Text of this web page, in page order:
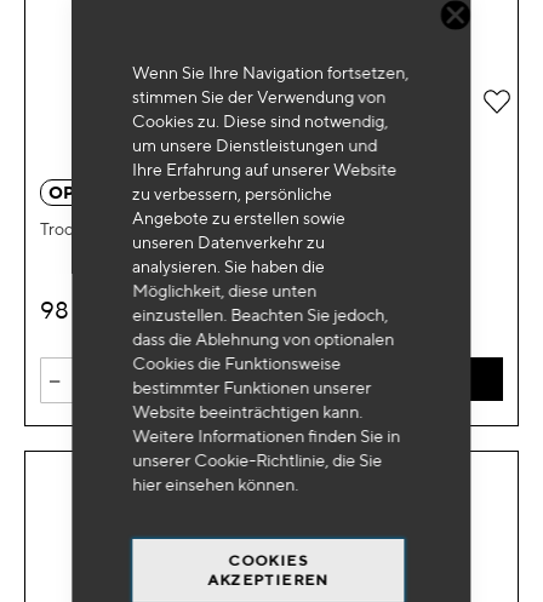
Wenn Sie Ihre Navigation fortsetzen,
stimmen Sie der Verwendung von
Cookies zu. Diese sind notwendig,
um unsere Dienstleistungen und
Ihre Erfahrung auf unserer Website
zu verbessern, persönliche
Angebote zu erstellen sowie
unseren Datenverkehr zu
analysieren. Sie haben die
Möglichkeit, diese unten
einzustellen. Beachten Sie jedoch,
dass die Ablehnung von optionalen
Cookies die Funktionsweise
bestimmter Funktionen unserer
Website beeinträchtigen kann.
Weitere Informationen finden Sie in
unserer Cookie-Richtlinie, die Sie
hiereinsehen können.
COOKIES
AKZEPTIEREN
OP 3501
Trockenpistole
98
- IN DEN WARENKORB
Zur